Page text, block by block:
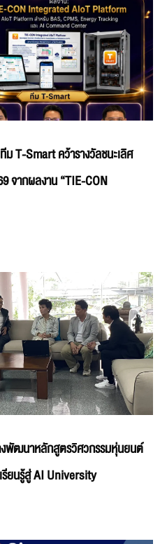
T-Smart คว้ารางวัลชนะเลิศ
จากผลงาน “TIE-CON
พัฒนาหลักสูตรวิศวกรรมหุ่นยนต์
รียนรู้สู่ AI University